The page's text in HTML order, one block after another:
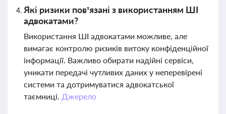
Які ризики пов’язані з використанням ШІ
адвокатами?
Використання ШІ адвокатами можливе, але
вимагає контролю ризиків витоку конфіденційної
інформації. Важливо обирати надійні сервіси,
уникати передачі чутливих даних у неперевірені
системи та дотримуватися адвокатської
таємниці. Джерело